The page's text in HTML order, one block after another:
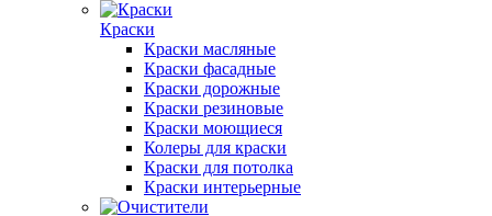
Краски
Краски масляные
Краски фасадные
Краски дорожные
Краски резиновые
Краски моющиеся
Колеры для краски
Краски для потолка
Краски интерьерные